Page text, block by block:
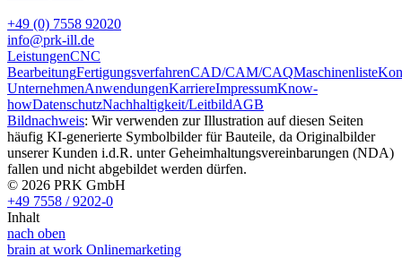
+49 (0) 7558 92020
info@prk-ill.de
LeistungenCNC
BearbeitungFertigungsverfahrenCAD/CAM/CAQMaschinenliste
UnternehmenAnwendungenKarriereImpressumKnow-
howDatenschutzNachhaltigkeit/LeitbildAGB
Bildnachweis: Wir verwenden zur Illustration auf diesen Seiten
häufig KI-generierte Symbolbilder für Bauteile, da Originalbilder
unserer Kunden i.d.R. unter Geheimhaltungsvereinbarungen (NDA)
fallen und nicht abgebildet werden dürfen.
© 2026 PRK GmbH
+49 7558 / 9202-0
Inhalt
nach oben
brain at work Onlinemarketing